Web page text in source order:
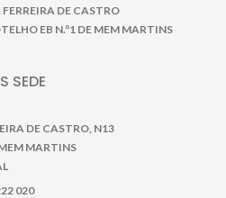
DE CASTRO
EB N.º1 DE MEM MARTINS
SEDE
DE CASTRO, N13
MARTINS
020